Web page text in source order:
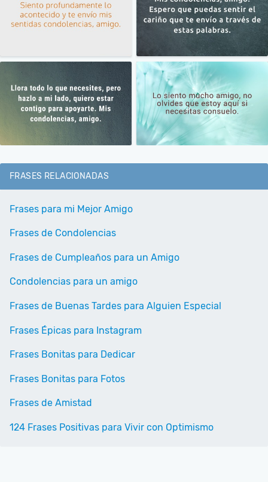
FRASES RELACIONADAS
Frases para mi Mejor Amigo
Frases de Condolencias
Frases de Cumpleaños para un Amigo
Condolencias para un amigo
Frases de Buenas Tardes para Alguien Especial
Frases Épicas para Instagram
Frases Bonitas para Dedicar
Frases Bonitas para Fotos
Frases de Amistad
124 Frases Positivas para Vivir con Optimismo